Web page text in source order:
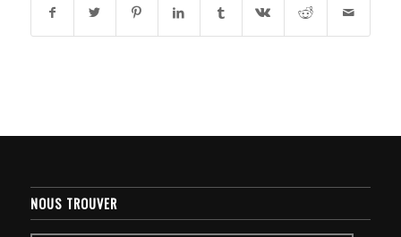
NOUS TROUVER